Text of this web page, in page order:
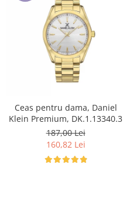
Ceas pentru dama, Daniel
Klein Premium, DK.1.13340.3
187,00 Lei
160,82 Lei